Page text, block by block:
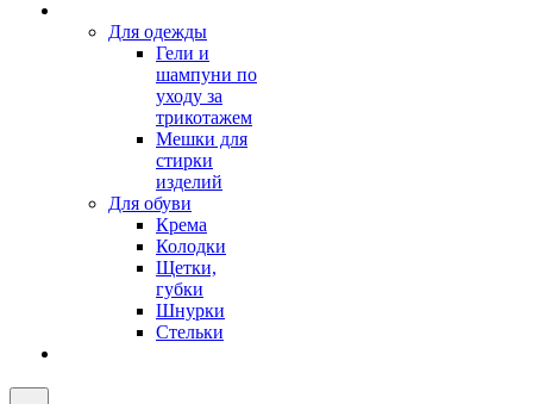
Для одежды
Гели и
шампуни по
уходу за
трикотажем
Мешки для
стирки
изделий
Для обуви
Крема
Колодки
Щетки,
губки
Шнурки
Стельки